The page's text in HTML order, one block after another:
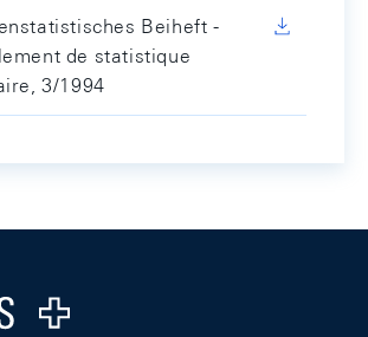
Beiheft -
de statistique
3/1994